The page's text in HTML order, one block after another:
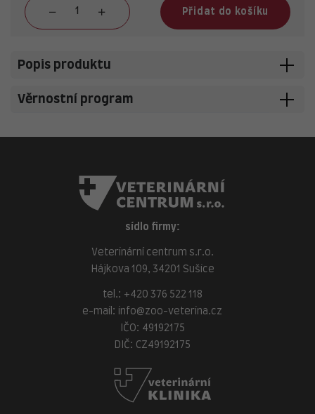
Přidat do košíku
Popis produktu
Věrnostní program
sídlo firmy:
Veterinární centrum s.r.o.
Hájkova 109, 34201 Sušice
tel.: +420 376 522 118
e-mail:
info@zoo-veterina.cz
IČO: 49192175
DIČ: CZ49192175